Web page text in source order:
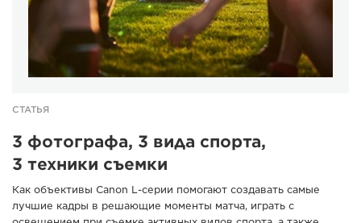
СТАТЬЯ
3 фотографа, 3 вида спорта,
3 техники съемки
Как объективы Canon L-серии помогают создавать самые
лучшие кадры в решающие моменты матча, играть с